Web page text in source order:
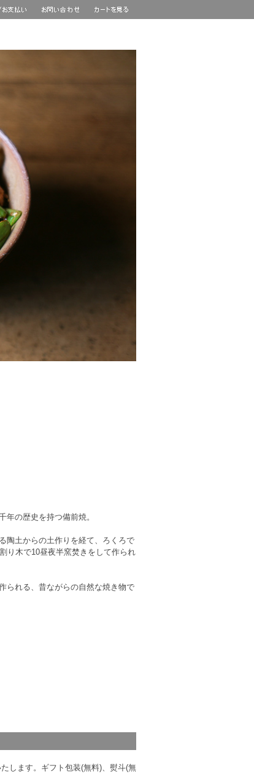
年の歴史を持つ備前焼。
陶土からの土作りを経て、ろくろで
り木で10昼夜半窯焚きをして作られ
られる、昔ながらの自然な焼き物で
します。ギフト包装(無料)、熨斗(無